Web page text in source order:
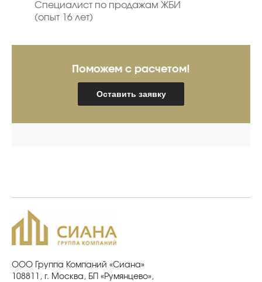
Специалист по продажам ЖБИ
(опыт 16 лет)
Поможем с расчетом!
Оставить заявку
ООО Группа Компаний «Сиана»
108811, г. Москва, БП «Румянцево»,